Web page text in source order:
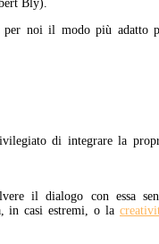
Bly).
noi il modo più adatto
di integrare la
il dialogo con essa
in casi estremi, o la